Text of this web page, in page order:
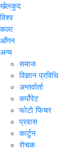
खेलकुद
विश्व
कला
आँगन
अन्य
समाज
विज्ञान प्रविधि
अन्तर्वार्ता
कर्पोरेट
फोटो फिचर
प्रवास
कार्टुन
रोचक